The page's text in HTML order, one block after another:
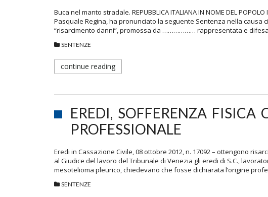
Buca nel manto stradale. REPUBBLICA ITALIANA IN NOME DEL
Pasquale Regina, ha pronunciato la seguente Sentenza nella causa
“risarcimento danni”, promossa da ……………… rappresentata e
SENTENZE
continue reading
EREDI, SOFFERENZA FISICA
PROFESSIONALE
Eredi in Cassazione Civile, 08 ottobre 2012, n. 17092 – ottengono
al Giudice del lavoro del Tribunale di Venezia gli eredi di S.C.,
mesotelioma pleurico, chiedevano che fosse dichiarata l’origine
SENTENZE